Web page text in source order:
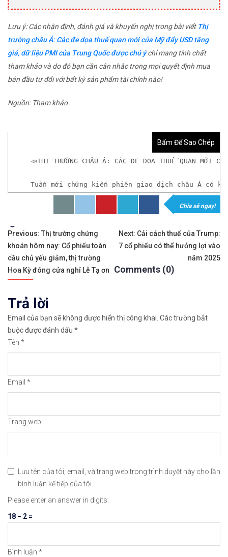
Lưu ý: Các nhận định, đánh giá và khuyến nghị trong bài viết Thị
trường châu Á: Các đe dọa thuế quan mới của Mỹ đẩy USD tăng
giá, dữ liệu PMI của Trung Quốc được chú ýchỉ mang tính chất
tham khảo và do đó bạn cần cân nhắc trong mọi quyết định mua
bán đầu tư đối với bất kỳ sản phẩm tài chính nào!
Nguồn: Tham khảo
Bấm Để Sao Chép
📣THỊ TRƯỜNG CHÂU Á: CÁC ĐE DỌA THUẾ QUAN MỚI
Tuần mới chứng kiến ​​phiên giao dịch châu Á có
𝘟𝘦𝘮 𝘤𝘩𝘪 𝘵𝘪ế𝘵: https://chungkhoanforex.com/thi-
✨🏆𝐗𝐨á 𝐛ỏ 𝐥𝐨 𝐥ắ𝐧𝐠 𝐤𝐡𝐢 𝐭𝐡𝐚𝐦 𝐠𝐢𝐚 𝐭𝐡ị 𝐭𝐫ườ𝐧𝐠 𝐭à𝐢 𝐜𝐡í𝐧𝐡
✅𝘔ở 𝘵à𝘪 𝘬𝘩𝘰ả𝘯 𝘵𝘳ê𝘯 𝘴à𝘯 𝘌𝘹𝘯𝘦𝘴𝘴 𝘜𝘺 𝘛í𝘯 𝘷à 𝘱𝘩ù
✅𝘔ở 𝘵à𝘪 𝘬𝘩𝘰ả𝘯 𝘵𝘳ê𝘯 𝘴à𝘯 𝘐𝘊𝘔𝘢𝘳𝘬𝘦𝘵𝘴 𝘯ổ𝘪 𝘵𝘪ế𝘯𝘨
✅𝘔ở 𝘵à𝘪 𝘬𝘩𝘰ả𝘯 𝘵𝘳ê𝘯 𝘴à𝘯 𝘉𝘪𝘯𝘢𝘯𝘤𝘦 𝘯ổ𝘪 𝘵𝘪ế𝘯𝘨 𝘯𝘩ấ𝘵
🔗https://chungkhoanforex.com/thi-truong-chau-
Chia sẻ ngay!
Tags:
Điều
hướng
bài
viết
Previous: Thị trường chứng
khoán hôm nay: Cổ phiếu toàn
cầu chủ yếu giảm, thị trường
Hoa Kỳ đóng cửa nghỉ Lễ Tạ ơn
Next: Cải cách thuế của Trump:
7 cổ phiếu có thể hưởng lợi vào
năm 2025
Comments (0)
Trả lời
Email của bạn sẽ không được hiển thị công khai. Các trường bắt
buộc được đánh dấu *
Tên *
Email *
Trang web
Lưu tên của tôi, email, và trang web trong trình duyệt này cho lần
bình luận kế tiếp của tôi.
Please enter an answer in digits:
18 − 2 =
Bình luận *